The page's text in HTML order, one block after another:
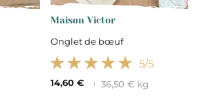
Maison Victor
Onglet de bœuf
5/5
14,60 € 36,50 € kg